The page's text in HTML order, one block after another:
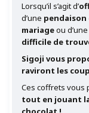
Lorsqu’il s’agit d’
d’une pendaison
mariageou
difficile de
Sigoji vous
raviront les
Ces coffrets vous
tout en jouant